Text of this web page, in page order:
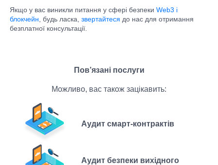
Якщо у вас виникли питання у сфері безпеки Web3 і
блокчейн , будь ласка, звертайтеся до нас для отримання
безплатної консультації.
Пов’язані послуги
Можливо, вас також зацікавить:
Аудит смарт-контрактів
Аудит безпеки вихідного